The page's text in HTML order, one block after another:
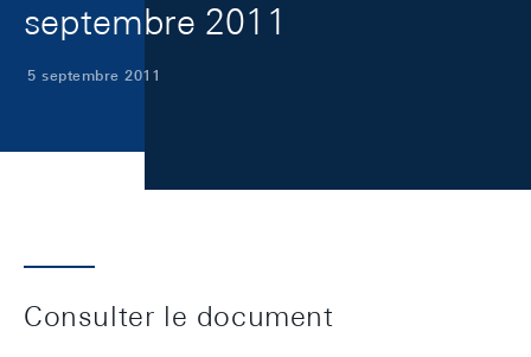
septembre 2011
5 septembre 2011
Consulter le document